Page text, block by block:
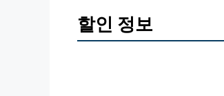
할인 정보